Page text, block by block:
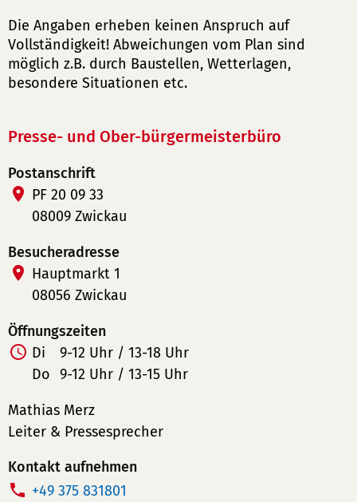
Die Angaben erheben keinen Anspruch auf
Vollständigkeit! Abweichungen vom Plan sind
möglich z.B. durch Baustellen, Wetterlagen,
besondere Situationen etc.
Presse- und Ober-bürgermeisterbüro
Postanschrift
PF 20 09 33
08009 Zwickau
Besucheradresse
Hauptmarkt 1
08056 Zwickau
Öffnungszeiten
Di
9-12 Uhr / 13-18 Uhr
Do 9-12 Uhr / 13-15 Uhr
Mathias Merz
Leiter & Pressesprecher
Kontakt aufnehmen
T
+49 375 831801